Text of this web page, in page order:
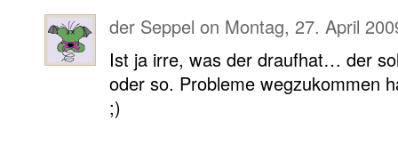
der Seppel on Montag, 27. April
Ist ja irre, was der draufhat… der
oder so. Probleme wegzukommen
;)